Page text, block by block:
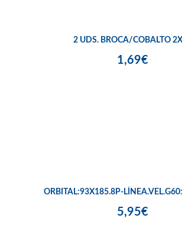
2 UDS. BROCA/COBALTO
1,69€
ORBITAL:93X185.8P-
5,95€